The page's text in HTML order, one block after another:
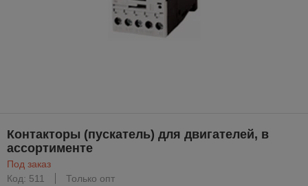
Контакторы (пускатель) для двигателей, в
ассортименте
Под заказ
Код: 511
Только опт